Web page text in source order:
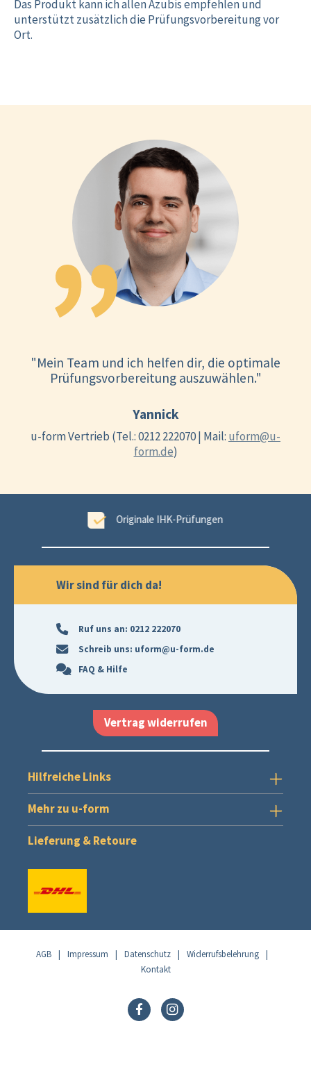
Das Produkt kann ich allen Azubis empfehlen und
unterstützt zusätzlich die Prüfungsvorbereitung vor
Ort.
"Mein Team und ich helfen dir, die optimale
Prüfungsvorbereitung auszuwählen."
Yannick
u-form Vertrieb (Tel.: 0212 222070 | Mail: uform@u-
form.de)
99,6 % Erfolgsgarantie
Wir sind für dich da!
Ruf uns an: 0212 222070
Schreib uns: uform@u-form.de
FAQ & Hilfe
Vertrag widerrufen
Hilfreiche Links
Mehr zu u-form
Lieferung & Retoure
AGB | Impressum | Datenschutz | Widerrufsbelehrung |
Kontakt